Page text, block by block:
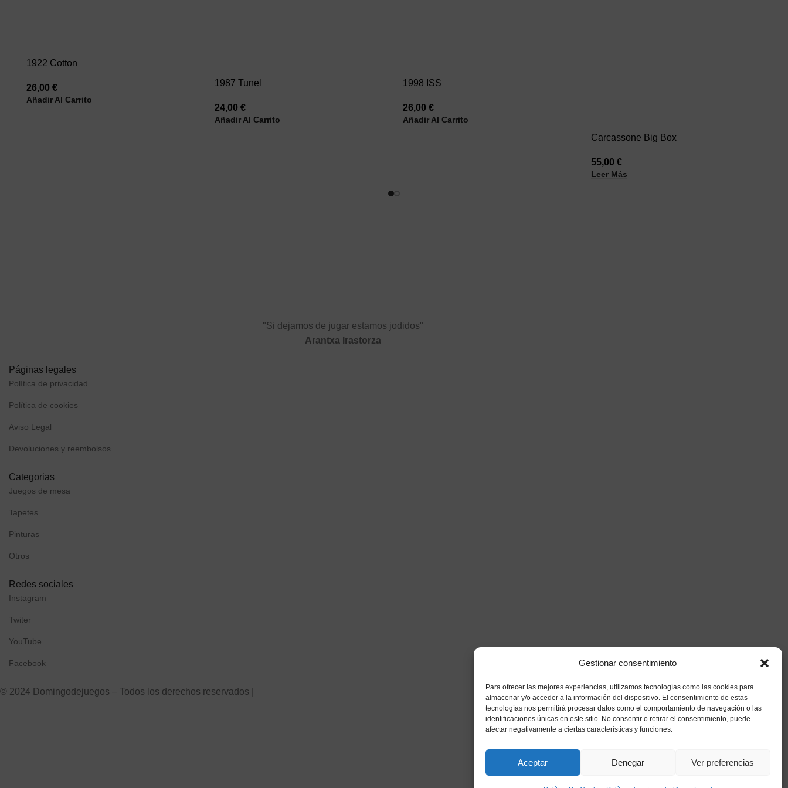
Gestionar consentimiento
Para ofrecer las mejores experiencias, utilizamos tecnologías como las cookies para
almacenar y/o acceder a la información del dispositivo. El consentimiento de estas
tecnologías nos permitirá procesar datos como el comportamiento de navegación o las
identificaciones únicas en este sitio. No consentir o retirar el consentimiento, puede
afectar negativamente a ciertas características y funciones.
Aceptar Denegar Ver preferencias
1922 Cotton
26,00 €
Añadir Al Carrito
1987 Tunel
24,00 €
Añadir Al Carrito
1998 ISS
26,00 €
Añadir Al Carrito
Carcassone Big Box
55,00 €
Leer Más
"Si dejamos de jugar estamos jodidos"
Arantxa Irastorza
Páginas legales
Política de privacidad
Política de cookies
Aviso Legal
Devoluciones y reembolsos
Categorias
Juegos de mesa
Tapetes
Pinturas
Otros
Redes sociales
Instagram
Twiter
YouTube
Facebook
© 2024 Domingodejuegos – Todos los derechos reservados |